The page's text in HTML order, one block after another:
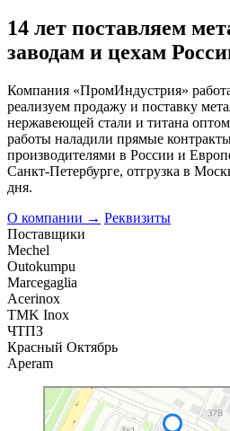
14 лет поставляем
заводам и цехам
Компания «ПромИндустрия»
реализуем продажу и поставку
нержавеющей стали и титана
работы наладили прямые
производителями в России и
Санкт-Петербурге, отгрузка в
дня.
О компании → Реквизиты
Поставщики
Mechel
Outokumpu
Marcegaglia
Acerinox
TMK Inox
ЧТПЗ
Красный Октябрь
Aperam